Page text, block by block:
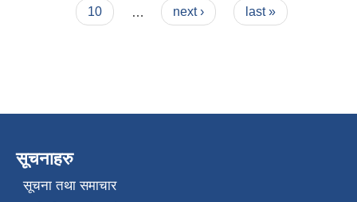
10
next › last »
सूचनाहरु
सूचना तथा समाचार